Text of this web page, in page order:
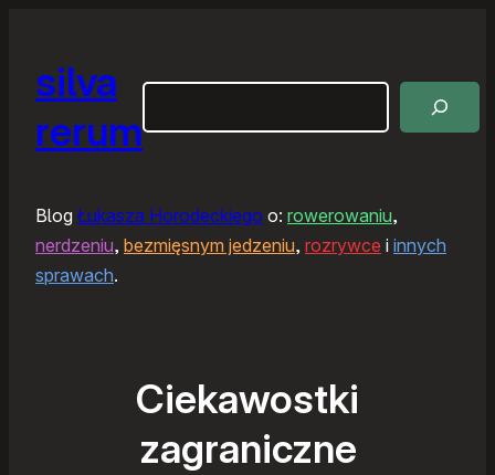
silva
rerum
Blog Łukasza Horodeckiego o: rowerowaniu,
nerdzeniu, bezmięsnym jedzeniu, rozrywce i innych
sprawach.
Ciekawostki
zagraniczne